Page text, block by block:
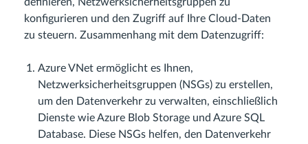
konfigurieren und den Zugriff auf Ihre Cloud-Daten
zu steuern. Zusammenhang mit dem Datenzugriff:
Azure VNet ermöglicht es Ihnen,
Netzwerksicherheitsgruppen (NSGs) zu erstellen,
um den Datenverkehr zu verwalten, einschließlich
Dienste wie Azure Blob Storage und Azure SQL
Database. Diese NSGs helfen, den Datenverkehr